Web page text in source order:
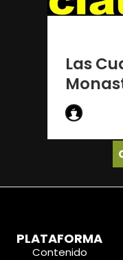
Las
PLATAFORMA
Contenido